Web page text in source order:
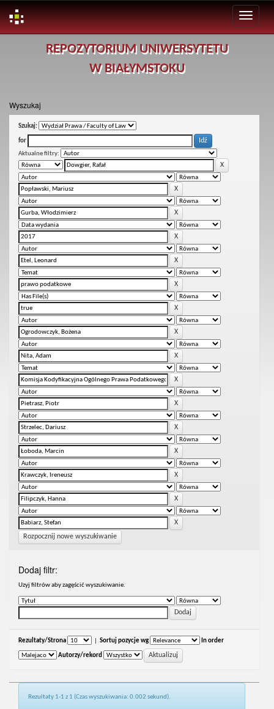
REPOZYTORIUM UNIWERSYTETU
W BIAŁYMSTOKU
Wyszukaj
Szukaj:
for
Aktualne filtry:
Rozpocznij nowe wyszukiwanie
Dodaj filtr:
Uzyj filtrów aby zagęścić wyszukiwanie.
Rezultaty/Strona Sortuj pozycje wg In order
Autorzy/rekord
Rezultaty 1-1 z 1 (Czas wyszukiwania: 0.002 sekund).